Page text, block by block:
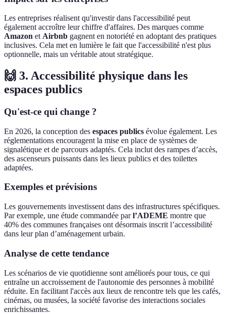
Les entreprises réalisent qu'investir dans l'accessibilité peut
également accroître leur chiffre d'affaires. Des marques comme
Amazon et Airbnb gagnent en notoriété en adoptant des pratiques
inclusives. Cela met en lumière le fait que l'accessibilité n'est plus
optionnelle, mais un véritable atout stratégique.
🙌 3. Accessibilité physique dans les
espaces publics
Qu'est-ce qui change ?
En 2026, la conception des espaces publics évolue également. Les
réglementations encouragent la mise en place de systèmes de
signalétique et de parcours adaptés. Cela inclut des rampes d’accès,
des ascenseurs puissants dans les lieux publics et des toilettes
adaptées.
Exemples et prévisions
Les gouvernements investissent dans des infrastructures spécifiques.
Par exemple, une étude commandée parl’ADEME montre que
40% des communes françaises ont désormais inscrit l’accessibilité
dans leur plan d’aménagement urbain.
Analyse de cette tendance
Les scénarios de vie quotidienne sont améliorés pour tous, ce qui
entraîne un accroissement de l'autonomie des personnes à mobilité
réduite. En facilitant l'accès aux lieux de rencontre tels que les cafés,
cinémas, ou musées, la société favorise des interactions sociales
enrichissantes.